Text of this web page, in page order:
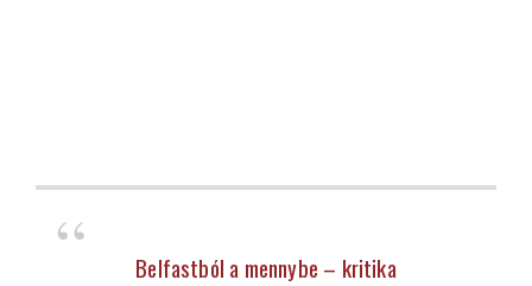
Belfastból a mennybe – kritika